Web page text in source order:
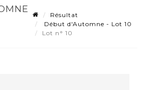
Résultat
Début d'Automne - Lot 10
Lot n° 10